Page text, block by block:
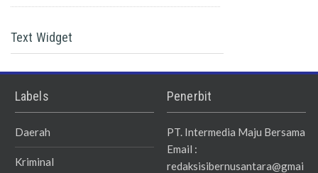
Text Widget
Labels
Daerah
Kriminal
Penerbit
PT. Intermedia Maju Bersama
Email :
redaksisibernusantara@gmai